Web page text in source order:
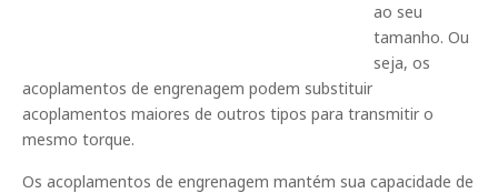
ao seu
tamanho. Ou
seja, os
acoplamentos de engrenagem podem substituir
acoplamentos maiores de outros tipos para transmitir o
mesmo torque.
Os acoplamentos de engrenagem mantém sua capacidade de